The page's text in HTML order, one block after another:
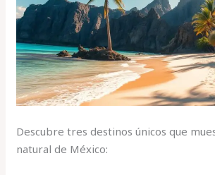
Descubre tres destinos únicos que
natural de México: